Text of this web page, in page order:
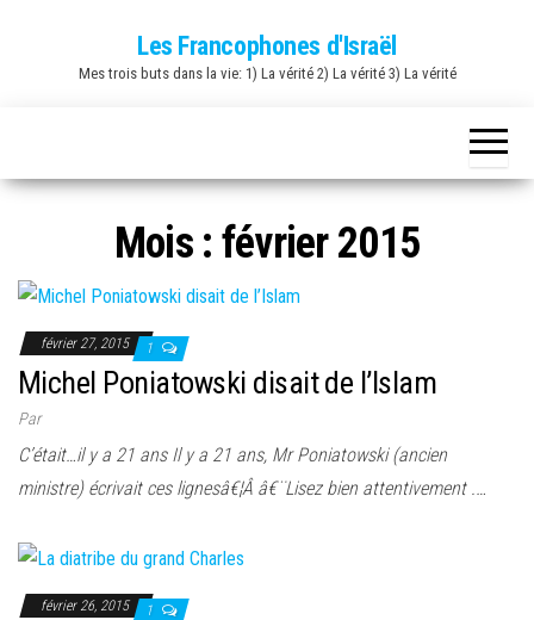
Les Francophones d'Israël
Mes trois buts dans la vie: 1) La vérité 2) La vérité 3) La vérité
Mois : février 2015
février 27, 2015 1
Michel Poniatowski disait de l’Islam
Par
C’était…il y a 21 ans Il y a 21 ans, Mr Poniatowski (ancien
ministre) écrivait ces lignesâ€¦Â â€¨Lisez bien attentivement .…
février 26, 2015 1